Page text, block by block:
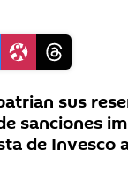
sus
sanciones
de Invesco